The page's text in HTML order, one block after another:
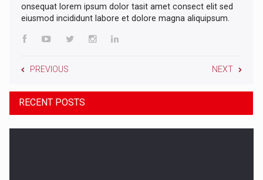
onsequat lorem ipsum dolor tasit amet consect elit sed
eiusmod incididunt labore et dolore magna aliquipsum.
PREVIOUS NEXT
RECENT POSTS